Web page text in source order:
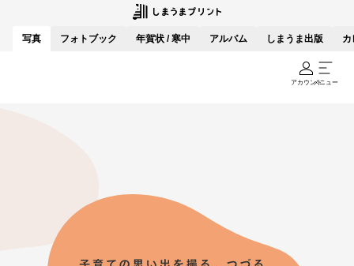
写真 フォトブック 年賀状 / 寒中 アルバム しまうま出版 カ
アカウントメニュー